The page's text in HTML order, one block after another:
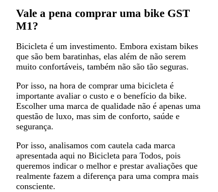
Vale a pena comprar uma bike GST
M1?
Bicicleta é um investimento. Embora existam bikes
que são bem baratinhas, elas além de não serem
muito confortáveis, também não são tão seguras.
Por isso, na hora de comprar uma bicicleta é
importante avaliar o custo e o benefício da bike.
Escolher uma marca de qualidade não é apenas uma
questão de luxo, mas sim de conforto, saúde e
segurança.
Por isso, analisamos com cautela cada marca
apresentada aqui no Bicicleta para Todos, pois
queremos indicar o melhor e prestar avaliações que
realmente fazem a diferença para uma compra mais
consciente.